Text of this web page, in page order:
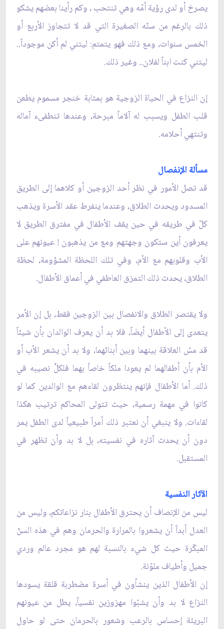
يصرخ أو لدى رؤية أمّه وهي تنتحب ، وكم رأينا بعضهم يشكو
ذلك بالرغم من سنّه الصغيرة التي قد لا تتجاوز الأربع أو
الخمس سنوات، ومع ذلك فهو يتمتم: ليتني لم أكن موجوداً..
ليتني كنت ابناً لفلان.. وغير ذلك.
إن النزاع في الحياة الزوجية هو بمثابة خنجر مسموم يطعن
قلب الطفل ويسبب له آلاماً مبرحة، وعندها تنطفىء آماله
وتنتهي أحلامه.
مسألة الإنفصال
قد تصل الأمور في نظر أحد الزوجين أو كلاهما إلى الطريق
المسدود ويحدث الطلاق، وعندما ينفرط عقد الأسرة ويذهب
كلّ في طريقه في حين يقف الأطفال في مفترق الطريق لا
يعرفون أين ستكون وجهتهم ومع من يذهبون ! عيونهم على
الأب وقلوبهم مع الأم، وفي تلك اللحظة المشؤومة، لحظة
الطلاق، يحدث ذلك التمزق العاطفي في أعماق الأطفال.
ولا يقتصر الطلاق والانفصال بين الزوجين فقط، بل إن الأمر
يتعدى إلى الأطفال أيضاً، فلا بد أن يعرف الوالدان بأن شيئاً
قد مسّ العلاقة بينهما وبين أبنائهما، ولا بد أن يشعر الأب أو
الأم بأن أطفالهما لم يعودا ملكاً خاصاً بهما فلكلٍّ نصيبه في
ذلك. أما الأطفال فإنهم ينتظرون لقاءهم مع الوالدين كما لو
كانوا في مهمة رسمية، حيث تتولى المحاكم ترتيب هكذا
لقاءات. ولا ينبغي أن نعتبر ذلك أمراً طبيعياً لدى الطفل يمر
دون أن يحدث آثاره في نفسيته، بل لا بد وأن تظهر في
المستقبل.
الآثار النفسية
ليس من الإنصاف أن يحترق الأطفال بنار نزاعاتكم، وليس من
العدل أبداً أن يشعروا بالمرارة والحرمان وهم في هذه السنّ
المبكّرة حيث كل شيء بالنسبة لهم هو مجرد عالم وردي
جميل وأطياف ملوّنة.
إن الأطفال الذين ينشأون في أسرة مضطربة قلقة يسودها
النزاع لا بد وأن يشبّوا مهزوزين نفسياً، يطل من عيونهم
البريئة إحساس بالرعب وشعور بالحرمان حتى لو حاول